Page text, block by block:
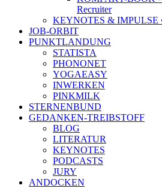
Recruiter
KEYNOTES & IMPULSE
JOB-ORBIT
PUNKTLANDUNG
STATISTA
PHONONET
YOGAEASY
INWERKEN
PINKMILK
STERNENBUND
GEDANKEN-TREIBSTOFF
BLOG
LITERATUR
KEYNOTES
PODCASTS
JURY
ANDOCKEN